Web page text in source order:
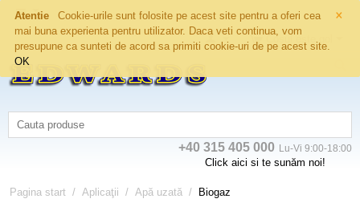
×
Atentie
Cookie-urile sunt folosite pe acest site pentru a oferi cea
mai buna experienta pentru utilizator. Daca veti continua, vom
presupune ca sunteti de acord sa primiti cookie-uri de pe acest site.
OK
Coșul este gol
+40 315 405 000 Lu-Vi 9:00-18:00
Click aici si te sunăm noi!
Pagina start / Aplicaţii / Apă uzată / Biogaz